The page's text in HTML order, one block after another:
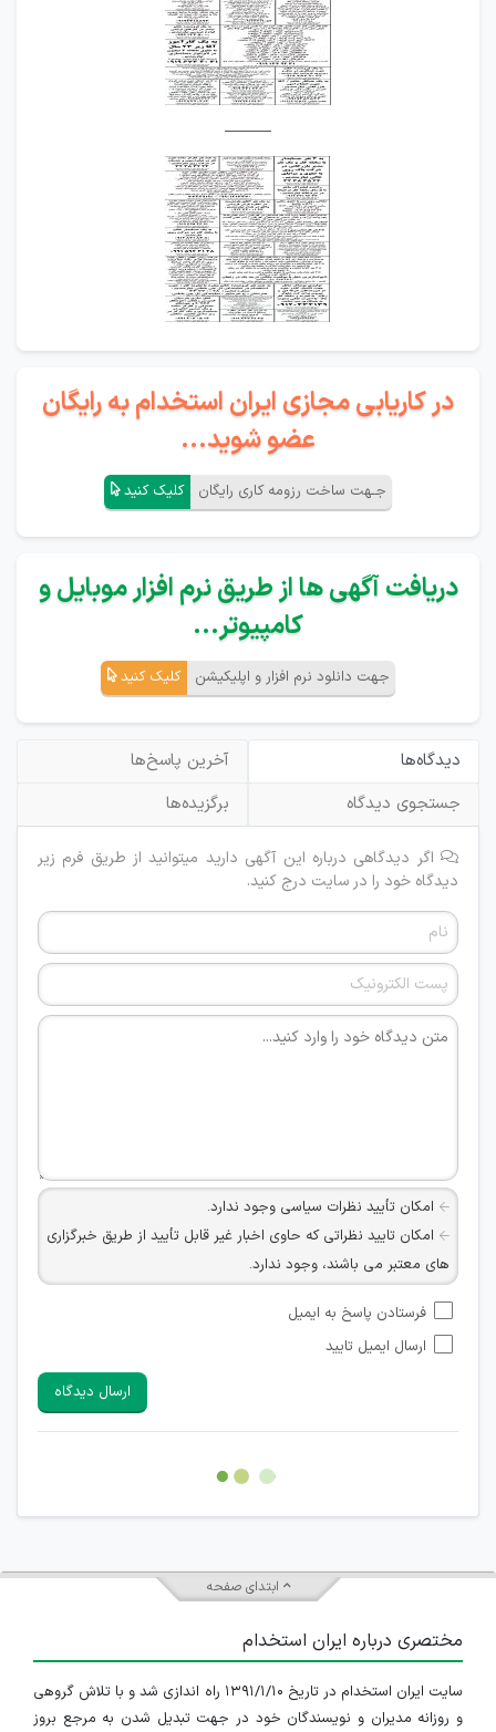
______
در کاریابی مجازی ایران استخدام به رایگان
عضو شوید...
جـهت ساخت رزومه کاری رایگان کلیک کنید
دریافت آگهی ها از طریق نرم افزار موبایل و
کامپیوتر...
جهت دانلود نرم افزار و اپلیکیشن کلیک کنید
دیدگاه‌ها
آخرین پاسخ‌ها
جستجوی دیدگاه
برگزیده‌ها
اگر دیدگاهی درباره این آگهی دارید میتوانید از طریق فرم زیر
دیدگاه خود را در سایت درج کنید.
امکان تأیید نظرات سیاسی وجود ندارد.
امکان تایید نظراتی که حاوی اخبار غیر قابل تأیید از طریق خبرگزاری
های معتبر می باشند، وجود ندارد.
شبکه های مجازی ارتباطی می باشند وجود ندارد.
امکان تأیید نظرات کاربرانی که به هر طریقی قصد مأیوس کردن
هرگونه تحریک، تحقیر و کنایه به سایر افراد (مسئول و غیر مسئول)
غیر مجاز می باشد.
امکان هماهنگی برای هرگونه ملاقات حضوری چه به صورت دسته
فرستادن پاسخ به ایمیل
ارسال ایمیل تایید
ارسال دیدگاه
ابتدای صفحه
مختصری درباره ایران استخدام
سایت ایران استخدام در تاریخ ۱۳۹۱/۱/۱۰ راه اندازی شد و با تلاش گروهی
و روزانه مدیران و نویسندگان خود در جهت تبدیل شدن به مرجع بروز